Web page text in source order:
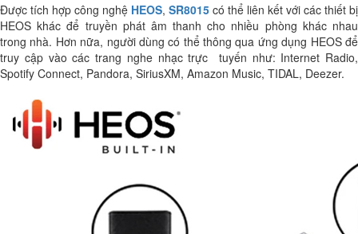
Được tích hợp công nghệ HEOS, SR8015 có thể liên kết với các thiết bị
HEOS khác để truyền phát âm thanh cho nhiều phòng khác nhau
trong nhà. Hơn nữa, người dùng có thể thông qua ứng dụng HEOS để
truy cập vào các trang nghe nhạc trực tuyến như: Internet Radio,
Spotify Connect, Pandora, SiriusXM, Amazon Music, TIDAL, Deezer.